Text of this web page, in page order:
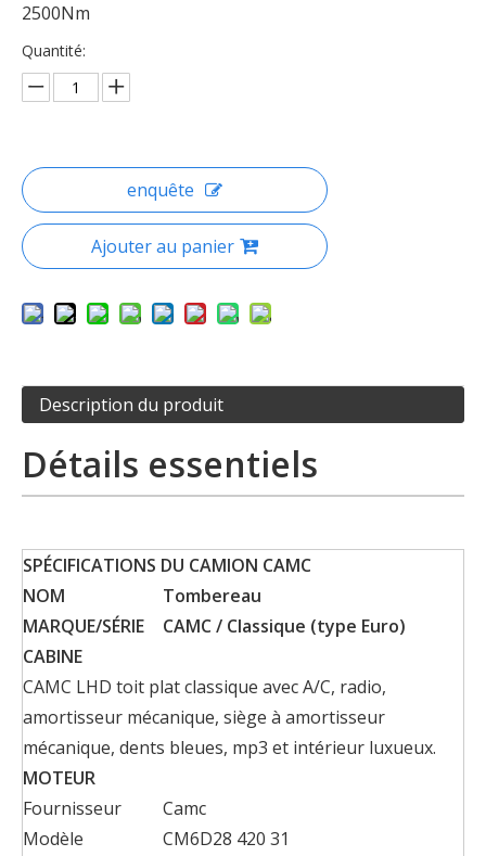
2500Nm
Quantité:
enquête
Ajouter au panier
Description du produit
Détails essentiels
SPÉCIFICATIONS DU CAMION CAMC
NOM
Tombereau
MARQUE/SÉRIE
CAMC / Classique (type Euro)
CABINE
CAMC LHD toit plat classique avec A/C, radio,
amortisseur mécanique, siège à amortisseur
mécanique, dents bleues, mp3 et intérieur luxueux.
MOTEUR
Fournisseur
Camc
Modèle
CM6D28 420 31